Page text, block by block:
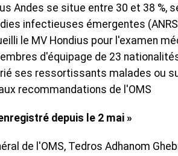
Andes se situe entre 30 et 38 %,
infectieuses émergentes
le MV Hondius pour l'examen
d'équipage de 23
ses ressortissants malades ou
recommandations de l'OMS
depuis le 2 mai »
de l'OMS, Tedros Adhanom